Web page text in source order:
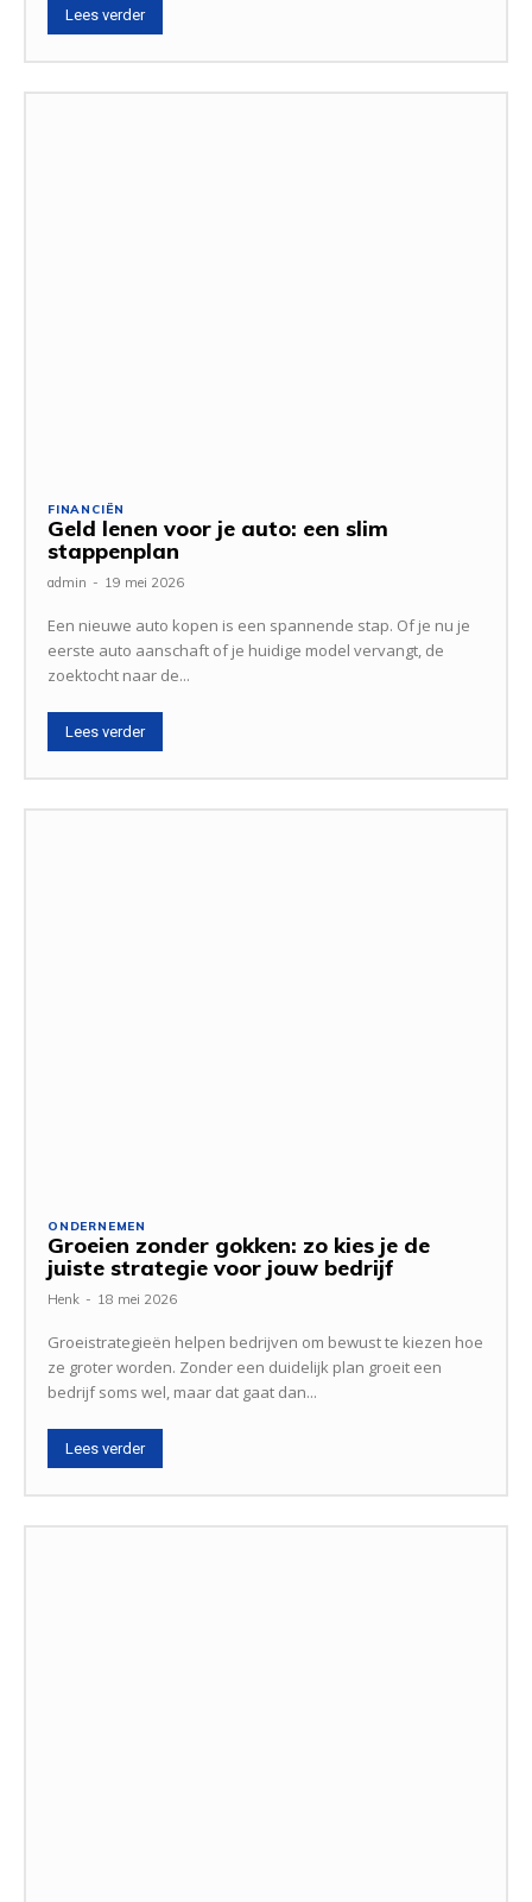
Lees verder
FINANCIËN
Geld lenen voor je auto: een slim
stappenplan
admin - 19 mei 2026
Een nieuwe auto kopen is een spannende stap. Of je nu je
eerste auto aanschaft of je huidige model vervangt, de
zoektocht naar de...
Lees verder
ONDERNEMEN
Groeien zonder gokken: zo kies je de
juiste strategie voor jouw bedrijf
Henk - 18 mei 2026
Groeistrategieën helpen bedrijven om bewust te kiezen hoe
ze groter worden. Zonder een duidelijk plan groeit een
bedrijf soms wel, maar dat gaat dan...
Lees verder